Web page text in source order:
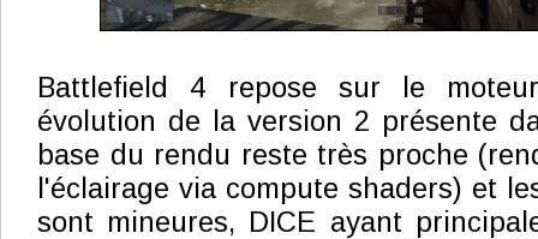
Battlefield 4 repose sur le
évolution de la version 2 présente
base du rendu reste très proche
l'éclairage via compute shaders) et
sont mineures, DICE ayant